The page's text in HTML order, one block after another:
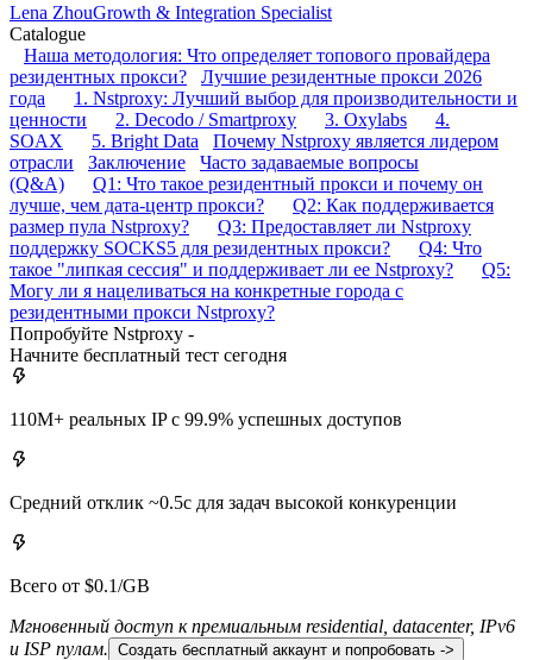
Lena ZhouGrowth & Integration Specialist
Catalogue
Наша методология: Что определяет топового провайдера
резидентных прокси?
Лучшие резидентные прокси 2026
года
1. Nstproxy: Лучший выбор для производительности и
ценности
2. Decodo / Smartproxy 3. Oxylabs
4.
SOAX
5. Bright Data
Почему Nstproxy является лидером
отрасли
Заключение
Часто задаваемые вопросы
(Q&A)
Q1: Что такое резидентный прокси и почему он
лучше, чем дата-центр прокси?
Q2: Как поддерживается
размер пула Nstproxy?
Q3: Предоставляет ли Nstproxy
поддержку SOCKS5 для резидентных прокси?
Q4: Что
такое "липкая сессия" и поддерживает ли ее Nstproxy?
Q5:
Могу ли я нацеливаться на конкретные города с
резидентными прокси Nstproxy?
Попробуйте Nstproxy -
Начните бесплатный тест сегодня
110M+ реальных IP с 99.9% успешных доступов
Средний отклик ~0.5с для задач высокой конкуренции
Всего от $0.1/GB
Мгновенный доступ к премиальным residential, datacenter, IPv6
и ISP пулам. Создать бесплатный аккаунт и попробовать ->